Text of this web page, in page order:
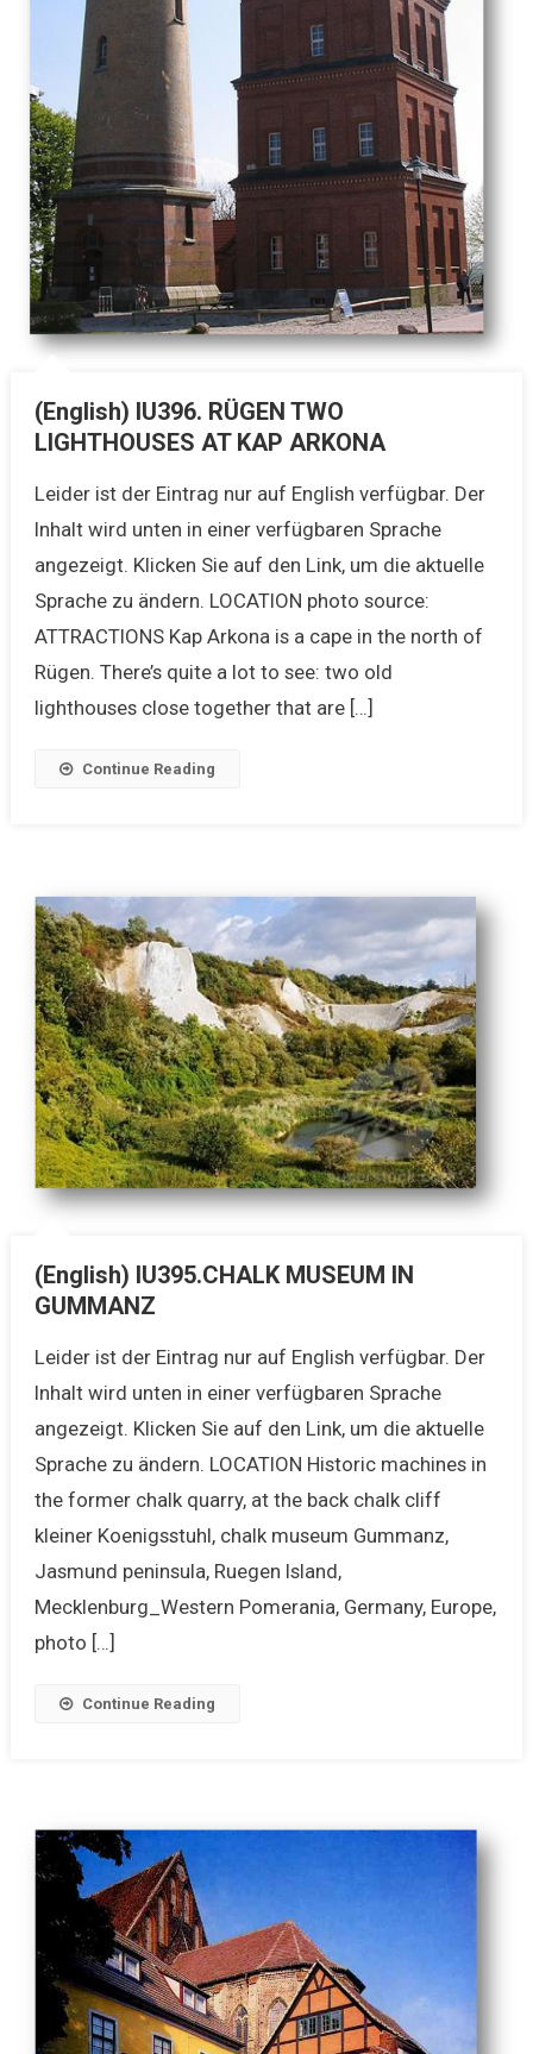
(English) IU396. RÜGEN TWO
LIGHTHOUSES AT KAP ARKONA
Leider ist der Eintrag nur auf English verfügbar. Der
Inhalt wird unten in einer verfügbaren Sprache
angezeigt. Klicken Sie auf den Link, um die aktuelle
Sprache zu ändern. LOCATION photo source:
ATTRACTIONS Kap Arkona is a cape in the north of
Rügen. There’s quite a lot to see: two old
lighthouses close together that are […]
Continue Reading
(English) IU395.CHALK MUSEUM IN
GUMMANZ
Leider ist der Eintrag nur auf English verfügbar. Der
Inhalt wird unten in einer verfügbaren Sprache
angezeigt. Klicken Sie auf den Link, um die aktuelle
Sprache zu ändern. LOCATION Historic machines in
the former chalk quarry, at the back chalk cliff
kleiner Koenigsstuhl, chalk museum Gummanz,
Jasmund peninsula, Ruegen Island,
Mecklenburg_Western Pomerania, Germany, Europe,
photo […]
Continue Reading